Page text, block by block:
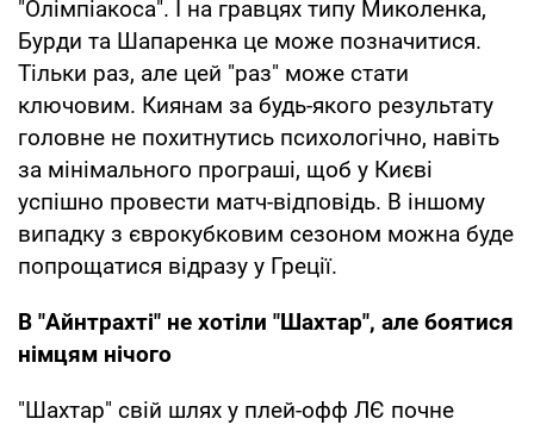
"Олімпіакоса". І на гравцях типу Миколенка,
Бурди та Шапаренка це може позначитися.
Тільки раз, але цей "раз" може стати
ключовим. Киянам за будь-якого результату
головне не похитнутись психологічно, навіть
за мінімального програші, щоб у Києві
успішно провести матч-відповідь. В іншому
випадку з єврокубковим сезоном можна буде
попрощатися відразу у Греції.
В "Айнтрахті" не хотіли "Шахтар", але боятися
німцям нічого
"Шахтар" свій шлях у плей-офф ЛЄ почне